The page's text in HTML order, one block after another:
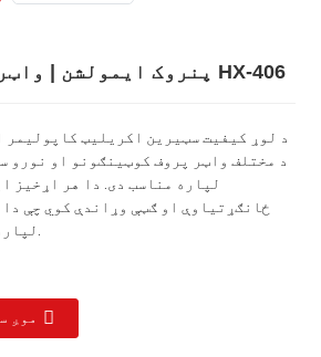
پنروک ایمولشن | واټر پروف ایمولشن HX-406
د مختلف واټر پروف کوټینګونو او نورو
لپاره مناسب دی. دا هر اړخیز
ځانګړتیاوې او ګټې وړاندې کوي چې
موږ